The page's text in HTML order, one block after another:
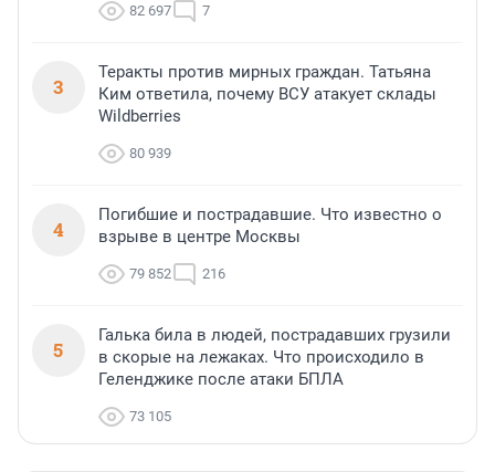
82 697 7
3
Теракты против мирных граждан. Татьяна
Ким ответила, почему ВСУ атакует склады
Wildberries
80 939
4
Погибшие и пострадавшие. Что известно о
взрыве в центре Москвы
79 852 216
5
Галька била в людей, пострадавших грузили
в скорые на лежаках. Что происходило в
Геленджике после атаки БПЛА
73 105